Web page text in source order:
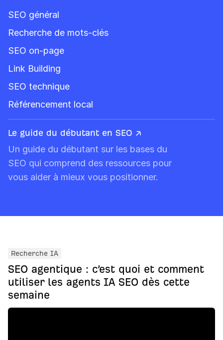
SEO général
Recherche de mots-clés
SEO on-page
Link Building
SEO technique
Référencement local
Le guide du débutant en SEO ↗
Un guide du débutant sur les bases du
SEO qui comprend des ressources pour
vous aider à mieux vous positionner.
Recherche IA
SEO agentique : c’est quoi et comment
utiliser les agents IA SEO dès cette
semaine